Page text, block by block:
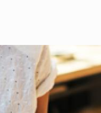
Religione